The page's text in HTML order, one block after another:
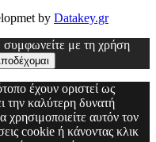
by Datakey.gr
συμφωνείτε με τη χρήση
έχουν οριστεί ως
την καλύτερη δυνατή
χρησιμοποιείτε αυτόν τον
cookie ή κάνοντας κλικ